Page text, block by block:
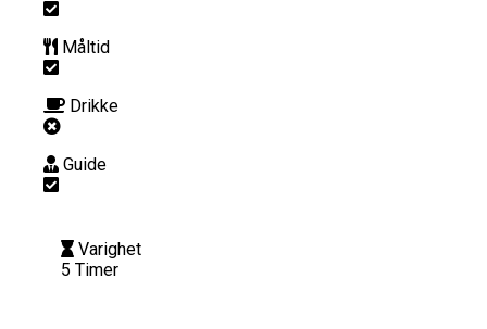
Måltid
Drikke
Guide
Varighet
5 Timer